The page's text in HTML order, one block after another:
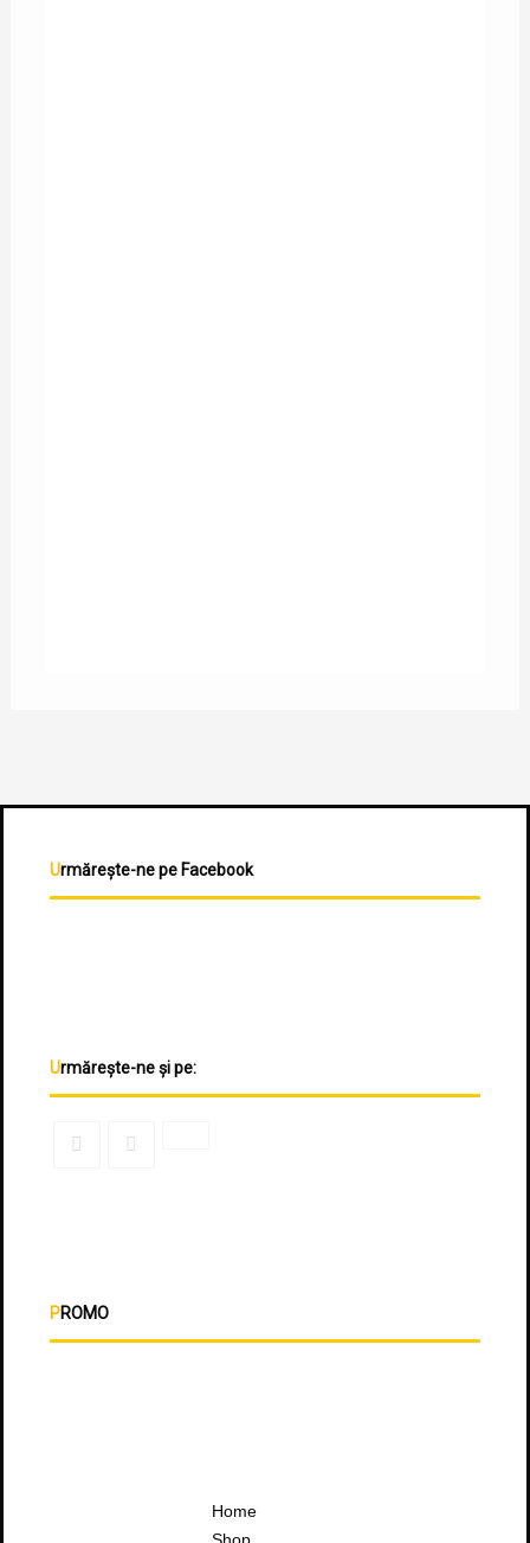
Urmărește-ne pe Facebook
Urmărește-ne și pe:
PROMO
Home
Shop